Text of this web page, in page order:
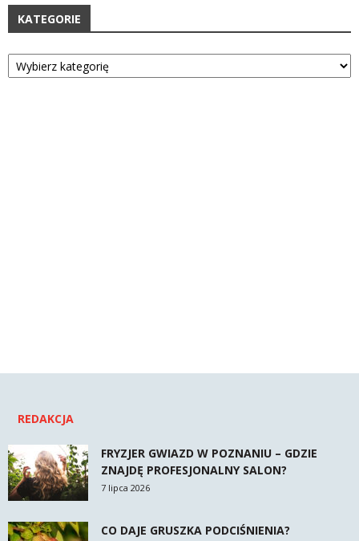
KATEGORIE
Kategorie
REDAKCJA
FRYZJER GWIAZD W POZNANIU – GDZIE
ZNAJDĘ PROFESJONALNY SALON?
7 lipca 2026
CO DAJE GRUSZKA PODCIŚNIENIA?